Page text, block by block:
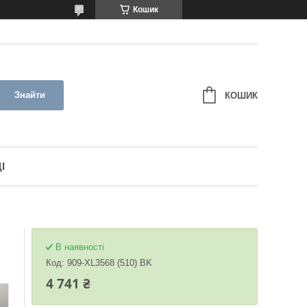
Кошик
Знайти КОШИК
В наявності
Код: 909-XL3568 (510) BK
4 741 ₴